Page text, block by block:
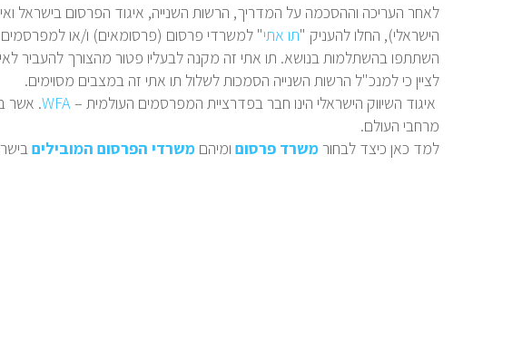
לאחר העריכה וההסכמה על המדריך, הרשות השנייה, איגוד הפרסום בישראל
הישראלי), החלו להעניק "תו אתי" למשרדי פרסום (פרסומאים) ו/או
השתתפו בהשתלמות בנושא. תו אתי זה מקנה לבעליו פטור מהצורך להעביר
לציין כי למנכ"ל הרשות השנייה הסמכות לשלול תו אתי זה במצבים מסוימים.
איגוד השיווק הישראלי הינו חבר בפדרציית המפרסמים העולמית –WFA
מרחבי העולם.
למד כאן כיצד לבחורמשרד פרסום ומיהם משרדי הפרסום המובילים